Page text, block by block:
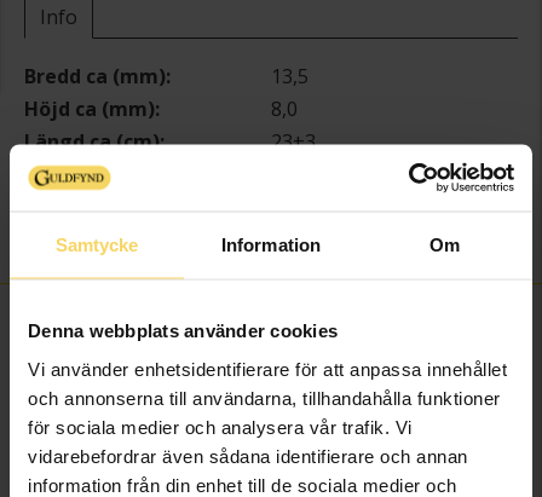
Samtycke Information Om
Denna webbplats använder cookies
Vi använder enhetsidentifierare för att anpassa innehållet
och annonserna till användarna, tillhandahålla funktioner
för sociala medier och analysera vår trafik. Vi
vidarebefordrar även sådana identifierare och annan
information från din enhet till de sociala medier och
Info
Bredd ca (mm)
13,5
Höjd ca (mm)
8,0
Längd ca (cm)
23+3
Varumärke
Kedjemodell
Snake chain
FINNS OCKSÅ SOM